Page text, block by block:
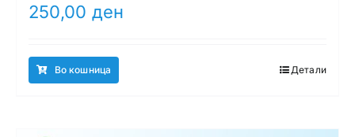
250,00 ден
Во кошница Детали